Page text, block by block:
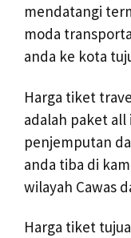
mendatangi
moda
anda ke kota
Harga tiket
adalah paket
penjemputan
anda tiba di
wilayah Cawas
Harga tiket